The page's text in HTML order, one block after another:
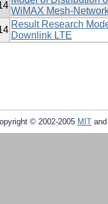
WiMAX Mesh-
Result Research
Downlink LTE
© 2002-2005 MIT